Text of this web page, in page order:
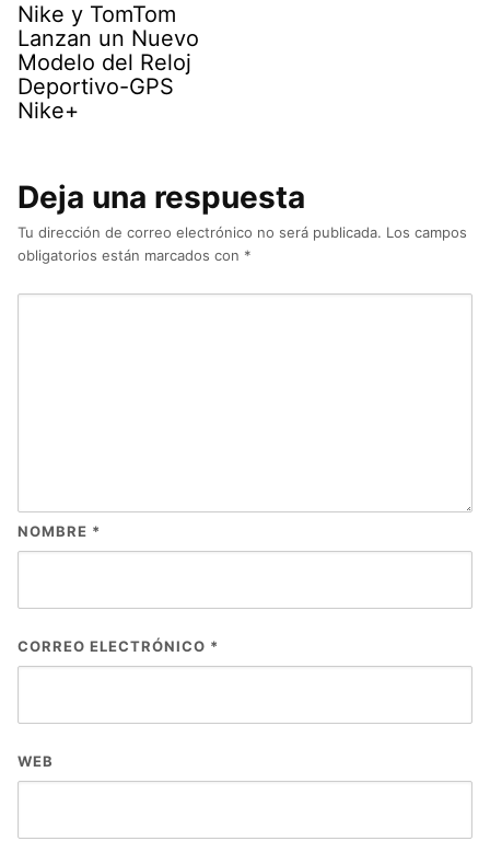
Nike y TomTom
Lanzan un Nuevo
Modelo del Reloj
Deportivo-GPS
Nike+
Deja una respuesta
Tu dirección de correo electrónico no será publicada. Los campos
obligatorios están marcados con *
NOMBRE *
CORREO ELECTRÓNICO *
WEB